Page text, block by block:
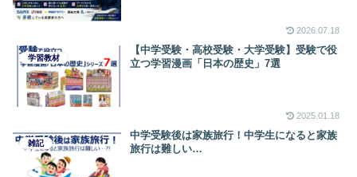
2026.07.18
学習教材
【中学受験・高校受験・大学受験】受験で役
立つ学習漫画「日本の歴史」7選
2025.01.18
雑記
中学受験後は家族旅行！中学生になると家族
旅行は難しい…